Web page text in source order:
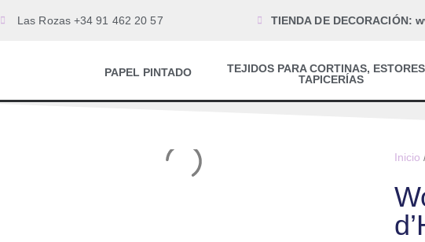
Las Rozas +34 91 462 20 57 TIENDA DE DECORACIÓN:
PAPEL PINTADO
TEJIDOS PARA CORTINAS,
TAPICERÍAS
Inicio